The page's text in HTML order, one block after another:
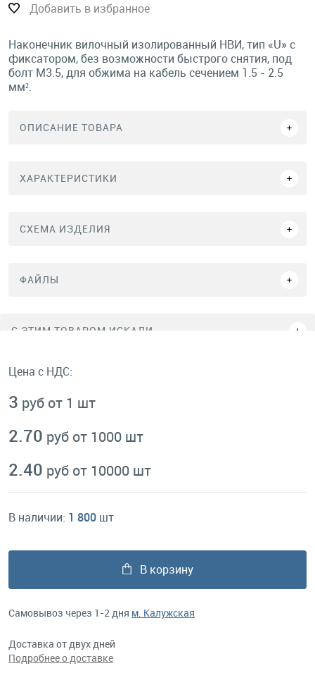
Добавить в избранное
Наконечник вилочный изолированный НВИ, тип «U» с
фиксатором, без возможности быстрого снятия, под
болт М3.5, для обжима на кабель сечением 1.5 - 2.5
мм².
ОПИСАНИЕ ТОВАРА
ХАРАКТЕРИСТИКИ
СХЕМА ИЗДЕЛИЯ
ФАЙЛЫ
C ЭТИМ ТОВАРОМ ИСКАЛИ
Цена с НДС:
3 руб от 1 шт
2.70 руб от 1000 шт
2.40 руб от 10000 шт
В наличии: 1 800 шт
В корзину
Самовывоз через 1-2 дня м. Калужская
Доставка от двух дней
Подробнее о доставке